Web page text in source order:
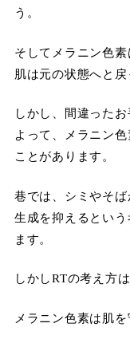
う。
そしてメラニン色
肌は元の状態へと戻
しかし、間違った
よって、メラニン
ことがあります。
巷では、シミやそ
生成を抑えるとい
ます。
しかしRTの考え方
メラニン色素は肌